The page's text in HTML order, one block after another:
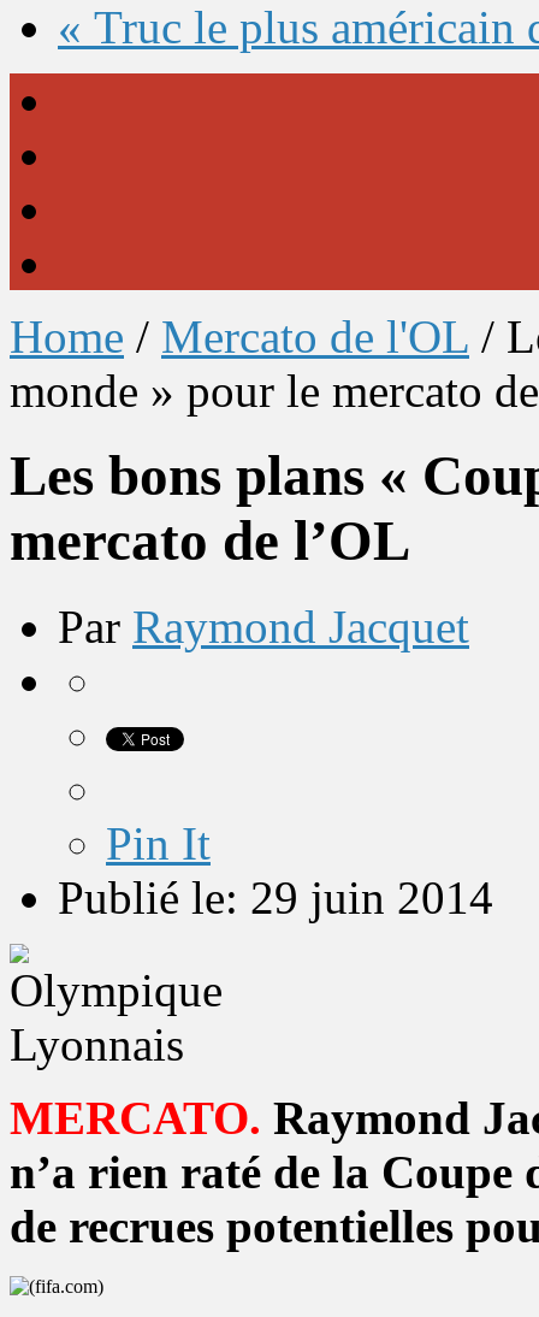
« Truc le plus américain
Home / Mercato de l'OL /
monde » pour le mercato
Les bons plans «
mercato de l’OL
Par Raymond Jacquet
Pin It
Publié le: 29 juin 2014
MERCATO. Raymond
n’a rien raté de la
de recrues potentielles